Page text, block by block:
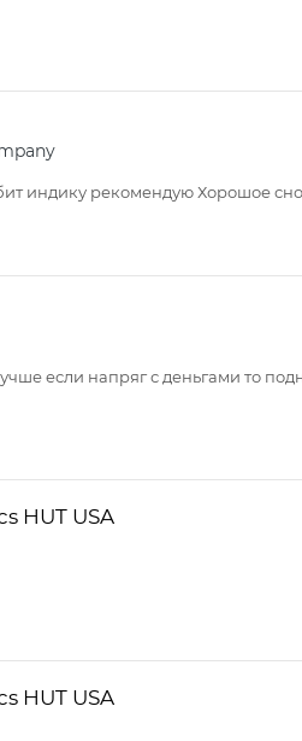
индику рекомендую Хорошое
если напряг с деньгами то
HUT USA
HUT USA